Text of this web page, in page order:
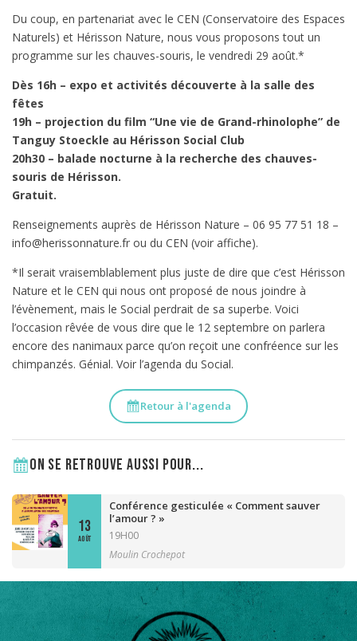
Du coup, en partenariat avec le CEN (Conservatoire des Espaces
Naturels) et Hérisson Nature, nous vous proposons tout un
programme sur les chauves-souris, le vendredi 29 août.*
Dès 16h – expo et activités découverte à la salle des
fêtes
19h – projection du film “Une vie de Grand-rhinolophe” de
Tanguy Stoeckle au Hérisson Social Club
20h30 – balade nocturne à la recherche des chauves-
souris de Hérisson.
Gratuit.
Renseignements auprès de Hérisson Nature – 06 95 77 51 18 –
info@herissonnature.fr ou du CEN (voir affiche).
*Il serait vraisemblablement plus juste de dire que c’est Hérisson
Nature et le CEN qui nous ont proposé de nous joindre à
l’évènement, mais le Social perdrait de sa superbe. Voici
l’occasion rêvée de vous dire que le 12 septembre on parlera
encore des nanimaux parce qu’on reçoit une confréence sur les
chimpanzés. Génial. Voir l’agenda du Social.
Retour à l'agenda
On se retrouve aussi pour...
13
AOÛT
Conférence gesticulée « Comment sauver
l’amour ? »
19H00
Moulin Crochepot